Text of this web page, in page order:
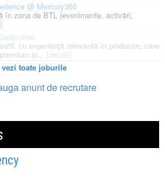
@ Mercury360
în zona de BTL (evenimente, activări,
cu experiență relevantă în producție, care
și... [detalii]
vezi toate joburile
anunt de recrutare